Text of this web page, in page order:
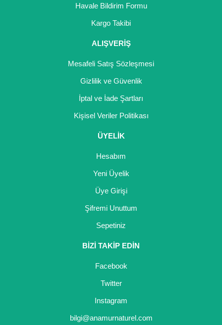
Havale Bildirim Formu
Kargo Takibi
ALIŞVERİŞ
Mesafeli Satış Sözleşmesi
Gizlilik ve Güvenlik
İptal ve İade Şartları
Kişisel Veriler Politikası
ÜYELİK
Hesabım
Yeni Üyelik
Üye Girişi
Şifremi Unuttum
Sepetiniz
BİZİ TAKİP EDİN
Facebook
Twitter
Instagram
bilgi@anamurnaturel.com